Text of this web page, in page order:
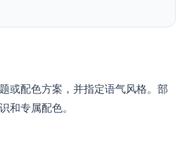
或配色方案，并指定语气风格。部
和专属配色。